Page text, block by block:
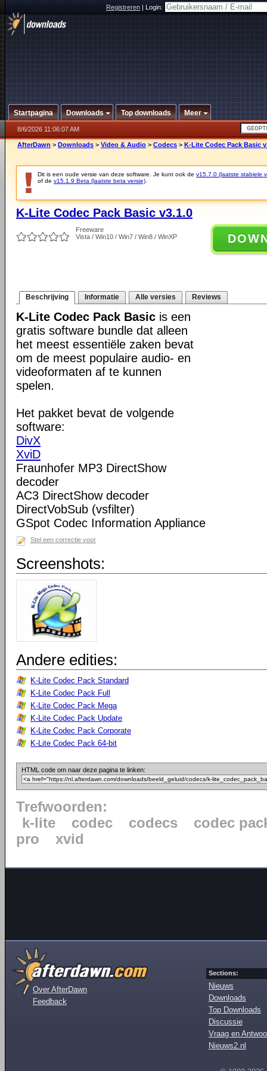
Registreren|Login:
Startpagina Downloads Top downloads Meer
8/6/2026 11:06:07 AM
AfterDawn > Downloads > Video & Audio > Codecs > K-Lite Codec Pack Basic
Dit is een oude versie van deze software. Je kunt ook de v15.7.0 (laatste stabiele
of de v15.1.9 Beta (laatste beta versie)
K-Lite Codec Pack Basic v3.1.0
Freeware
Vista / Win10 / Win7 / Win8 / WinXP
Beschrijving Informatie Alle versies Reviews
K-Lite Codec Pack Basic is een
gratis software bundle dat alleen
het meest essentiële zaken bevat
om de meest populaire audio- en
videoformaten af te kunnen
spelen.
Het pakket bevat de volgende
software:
DivX
XviD
Fraunhofer MP3 DirectShow
decoder
AC3 DirectShow decoder
DirectVobSub (vsfilter)
GSpot Codec Information Appliance
Stel een correctie voor
Screenshots:
Andere edities:
K-Lite Codec Pack Standard
K-Lite Codec Pack Full
K-Lite Codec Pack Mega
K-Lite Codec Pack Update
K-Lite Codec Pack Corporate
K-Lite Codec Pack 64-bit
HTML code om naar deze pagina te linken:
Trefwoorden:
k-lite
codec codecs
codec
pro
xvid
Over AfterDawn
Feedback
Sections:
Nieuws
Downloads
Top Downloads
Discussie
Vraag en
Nieuws2.nl